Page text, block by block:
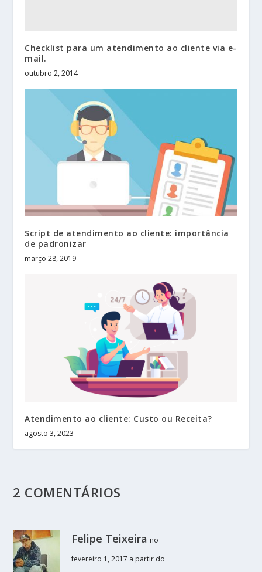
Checklist para um atendimento ao cliente via e-
mail.
outubro 2, 2014
Script de atendimento ao cliente: importância
de padronizar
março 28, 2019
Atendimento ao cliente: Custo ou Receita?
agosto 3, 2023
2 COMENTÁRIOS
Felipe Teixeira no
fevereiro 1, 2017 a partir do